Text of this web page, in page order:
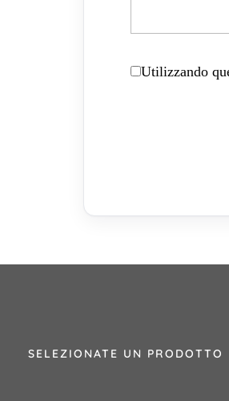
Utilizzando
SELEZIONATE UN PRODOTTO